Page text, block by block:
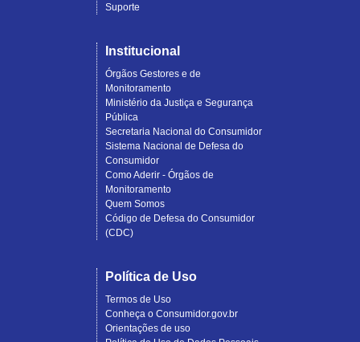
Suporte
Institucional
Órgãos Gestores e de
Monitoramento
Ministério da Justiça e Segurança
Pública
Secretaria Nacional do Consumidor
Sistema Nacional de Defesa do
Consumidor
Como Aderir - Órgãos de
Monitoramento
Quem Somos
Código de Defesa do Consumidor
(CDC)
Política de Uso
Termos de Uso
Conheça o Consumidor.gov.br
Orientações de uso